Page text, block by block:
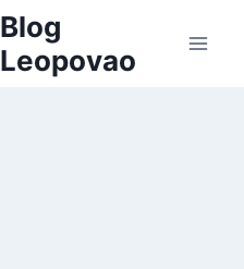
Blog
Leopovao